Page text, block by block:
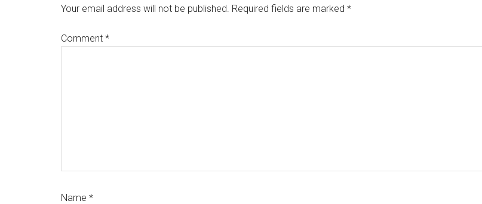
Interactions
Your email address will not be published. Required fields are marked *
Comment *
Name *